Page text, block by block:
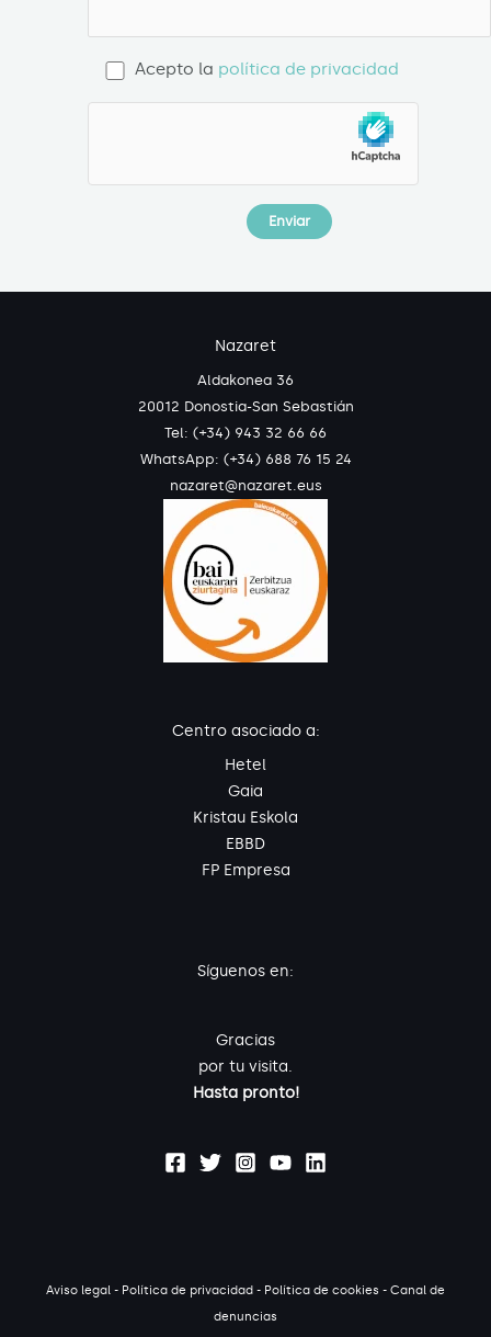
Acepto la política de privacidad
Nazaret
Aldakonea 36
20012 Donostia-San Sebastián
Tel: (+34) 943 32 66 66
WhatsApp: (+34) 688 76 15 24
nazaret@nazaret.eus
Centro asociado a:
Hetel
Gaia
Kristau Eskola
EBBD
FP Empresa
Síguenos en:
Gracias
por tu visita.
Hasta pronto!
Aviso legal - Política de privacidad - Política de cookies - Canal de
denuncias